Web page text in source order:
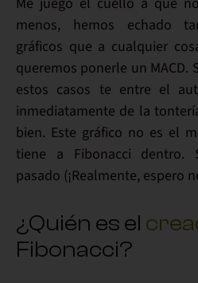
menos, hemos echado
gráficos que a cualquier
queremos ponerle un MACD.
estos casos te entre el
inmediatamente de la
bien. Este gráfico no es el
tiene a Fibonacci dentro.
pasado (¡Realmente, espero
¿Quién es el
Fibonacci?